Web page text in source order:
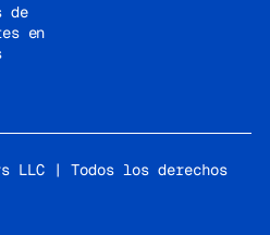
de
en
LLC | Todos los derechos